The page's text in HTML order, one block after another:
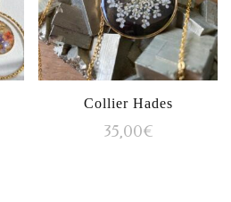
Collier Hades
35,00€